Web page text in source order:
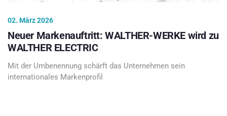
02. März 2026
Neuer Markenauftritt: WALTHER-WERKE wird zu
WALTHER ELECTRIC
Mit der Umbenennung schärft das Unternehmen sein
internationales Markenprofil